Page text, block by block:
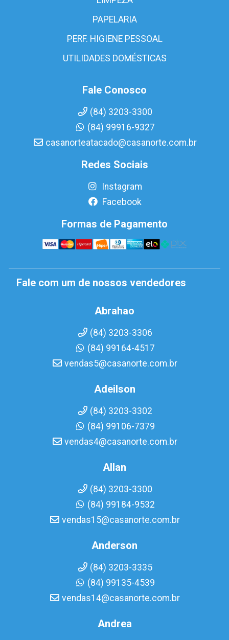
PAPELARIA
PERF. HIGIENE PESSOAL
UTILIDADES DOMÉSTICAS
Fale Conosco
(84) 3203-3300
(84) 99916-9327
casanorteatacado@casanorte.com.br
Redes Sociais
Instagram
Facebook
Formas de Pagamento
Fale com um de nossos vendedores
Abrahao
(84) 3203-3306
(84) 99164-4517
vendas5@casanorte.com.br
Adeilson
(84) 3203-3302
(84) 99106-7379
vendas4@casanorte.com.br
Allan
(84) 3203-3300
(84) 99184-9532
vendas15@casanorte.com.br
Anderson
(84) 3203-3335
(84) 99135-4539
vendas14@casanorte.com.br
Andrea